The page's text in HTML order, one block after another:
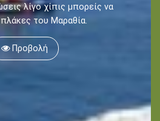
ΕΛ
λίγο χίπις μπορείς να
του Μαραθία.
Προβολή